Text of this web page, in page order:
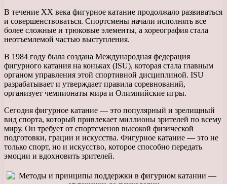
В течение XX века фигурное катание продолжало развиваться
и совершенствоваться. Спортсмены начали исполнять все
более сложные и трюковые элементы, а хореография стала
неотъемлемой частью выступления.
В 1984 году была создана Международная федерация
фигурного катания на коньках (ISU), которая стала главным
органом управления этой спортивной дисциплиной. ISU
разрабатывает и утверждает правила соревнований,
организует чемпионаты мира и Олимпийские игры.
Сегодня фигурное катание — это популярный и зрелищный
вид спорта, который привлекает миллионы зрителей по всему
миру. Он требует от спортсменов высокой физической
подготовки, грации и искусства. Фигурное катание — это не
только спорт, но и искусство, которое способно передать
эмоции и вдохновить зрителей.